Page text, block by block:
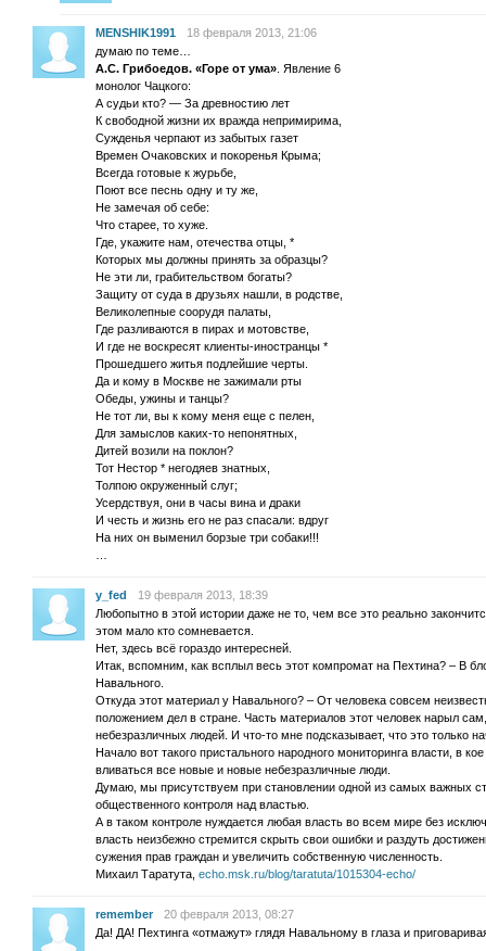
MENSHIK1991
18 февраля 2013, 21:06
думаю по теме…
А.С. Грибоедов. «Горе от ума» . Явление 6
монолог Чацкого:
А судьи кто? — За древностию лет
К свободной жизни их вражда непримирима,
Сужденья черпают из забытых газет
Времен Очаковских и покоренья Крыма;
Всегда готовые к журьбе,
Поют все песнь одну и ту же,
Не замечая об себе:
Что старее, то хуже.
Где, укажите нам, отечества отцы, *
Которых мы должны принять за образцы?
Не эти ли, грабительством богаты?
Защиту от суда в друзьях нашли, в родстве,
Великолепные соорудя палаты,
Где разливаются в пирах и мотовстве,
И где не воскресят клиенты-иностранцы *
Прошедшего житья подлейшие черты.
Да и кому в Москве не зажимали рты
Обеды, ужины и танцы?
Не тот ли, вы к кому меня еще с пелен,
Для замыслов каких-то непонятных,
Дитей возили на поклон?
Тот Нестор * негодяев знатных,
Толпою окруженный слуг;
Усердствуя, они в часы вина и драки
И честь и жизнь его не раз спасали: вдруг
На них он выменил борзые три собаки!!!
y_fed
19 февраля 2013, 18:39
Любопытно в этой истории даже не то, чем все это реально
этом мало кто сомневается.
Нет, здесь всё гораздо интересней.
Итак, вспомним, как всплыл весь этот компромат на Пехтина? – В
Навального.
Откуда этот материал у Навального? – От человека совсем
положением дел в стране. Часть материалов этот человек нарыл
небезразличных людей. И что-то мне подсказывает, что это только
Начало вот такого пристального народного мониторинга власти, в
вливаться все новые и новые небезразличные люди.
Думаю, мы присутствуем при становлении одной из самых важных
общественного контроля над властью.
А в таком контроле нуждается любая власть во всем мире без
власть неизбежно стремится скрыть свои ошибки и раздуть
сужения прав граждан и увеличить собственную численность.
Михаил Таратута, echo.msk.ru/blog/taratuta/1015304-echo/
remember
20 февраля 2013, 08:27
Да! ДА! Пехтинга «отмажут» глядя Навальному в глаза и